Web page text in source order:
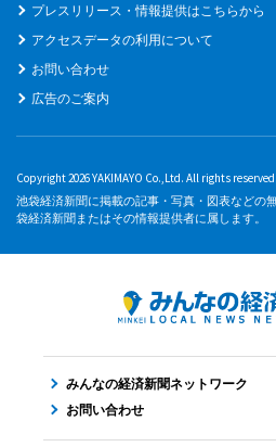
プレスリリース・情報提供はこちらから
アクセスデータの利用について
お問い合わせ
広告のご案内
Copyright 2026 YAKIMAYO Co.,Ltd. All rights reserved.
池袋経済新聞に掲載の記事・写真・図表などの
袋経済新聞またはその情報提供者に属します。
みんなの経済新聞ネットワーク
お問い合わせ